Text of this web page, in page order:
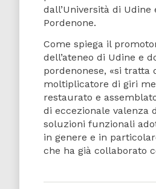
dall’Università di
Pordenone.
Come spiega il
dell’ateneo di Udine e
pordenonese, «si
moltiplicatore di giri
restaurato e
di eccezionale valenza
soluzioni funzionali
in genere e in
che ha già collaborato